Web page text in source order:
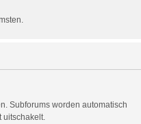
Subforums worden automatisch
uitschakelt.